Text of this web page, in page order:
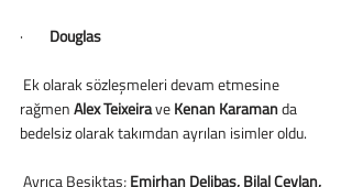
· Douglas
rağmen Alex Teixeira ve Kenan Karaman da
bedelsiz olarak takımdan ayrılan isimler oldu.
Ayrıca Beşiktaş; Emirhan Delibaş, Bilal Ceylan,